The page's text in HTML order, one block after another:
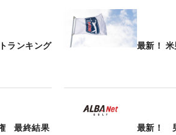
ランキング 最新！
最終結果 最新！